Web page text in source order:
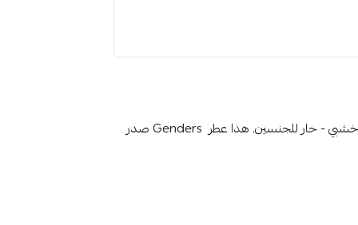
عينه عطر يتم تعبئتها من زجاجة العطر الأصليه Gabor عطر خشبي - حار للجنسين. هذا عطر Genders صدر